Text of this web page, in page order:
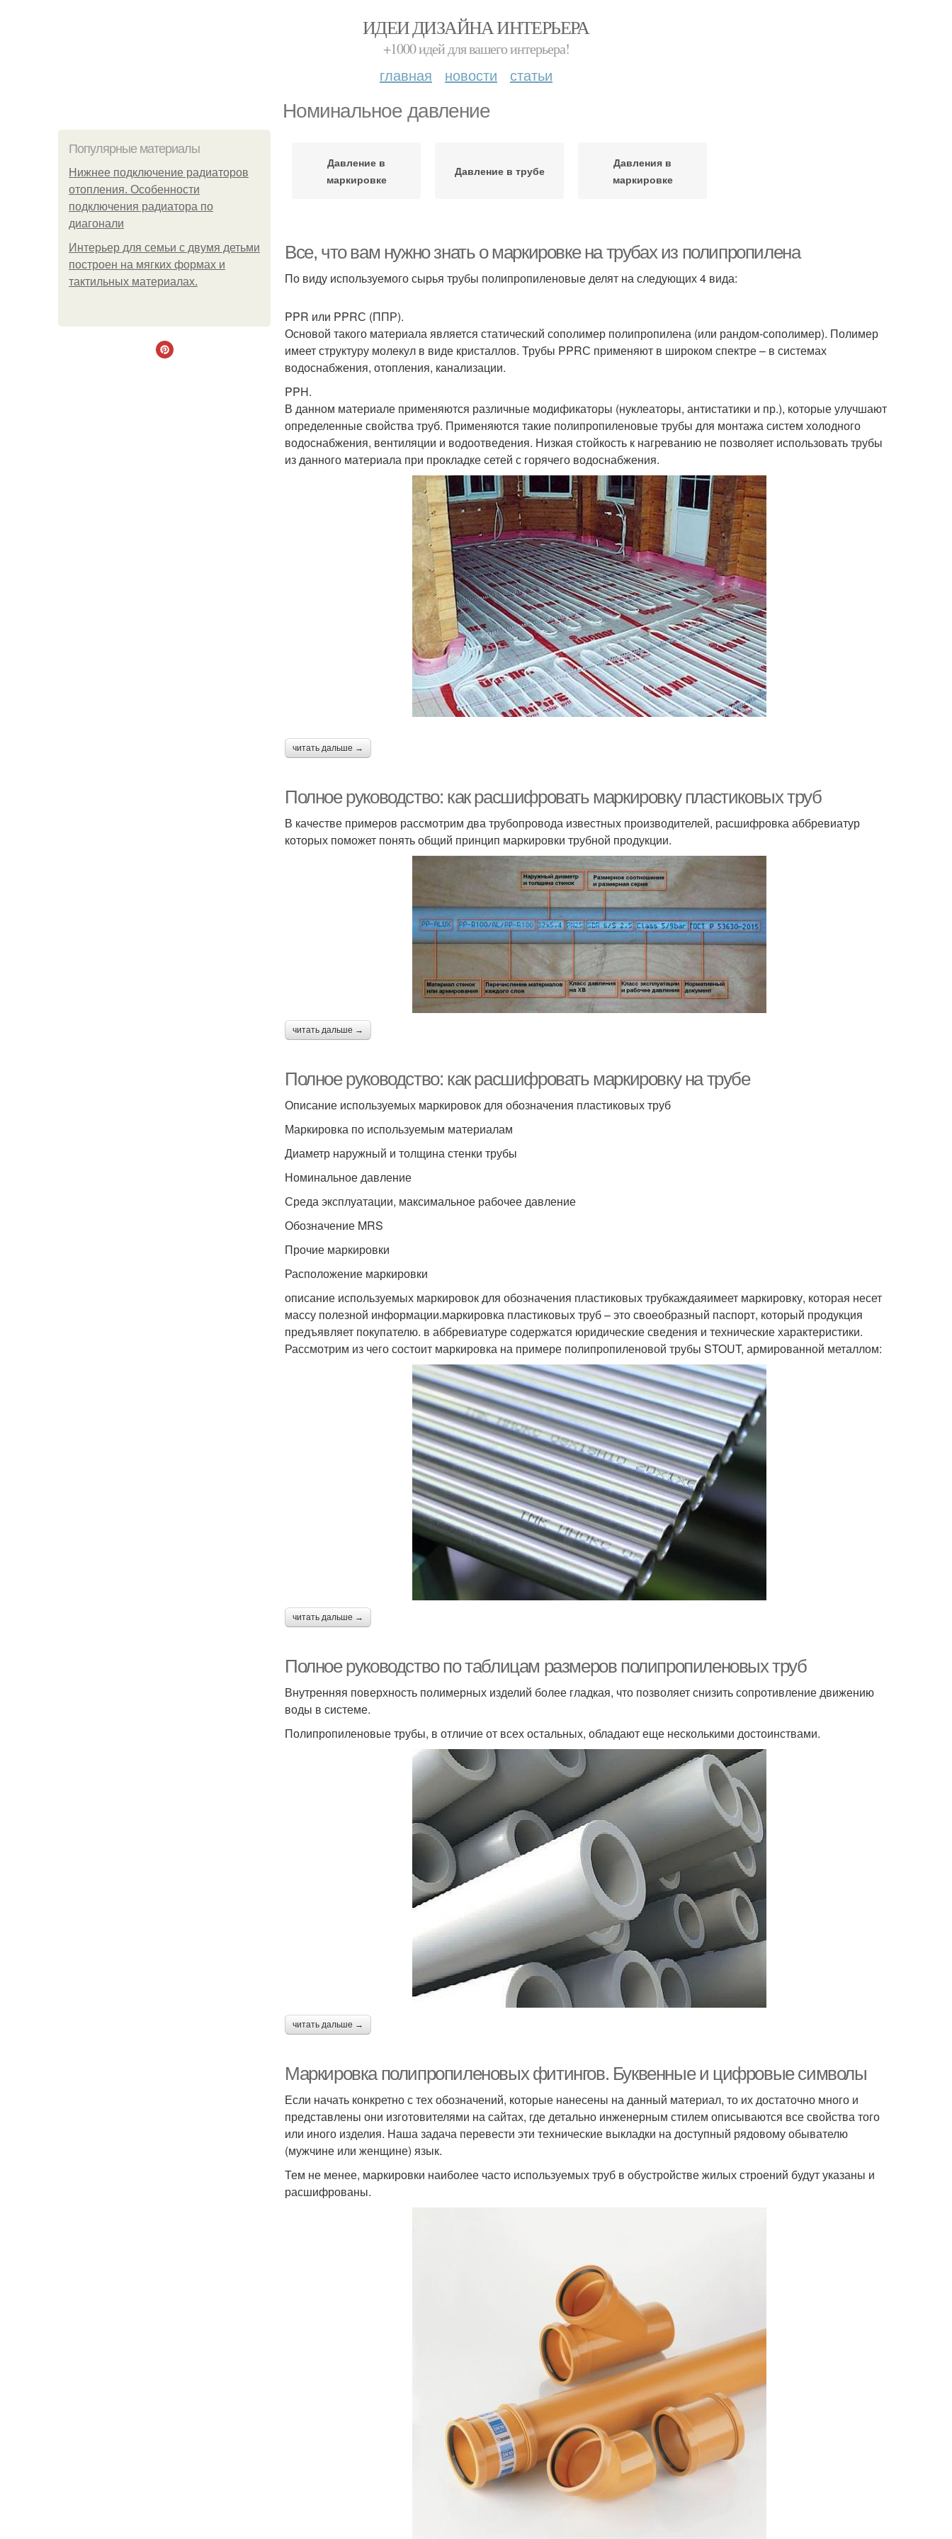
ИДЕИ ДИЗАЙНА ИНТЕРЬЕРА
+1000 идей для вашего интерьера!
главная новости статьи
Номинальное давление
Популярные материалы
Нижнее подключение радиаторов
отопления. Особенности
подключения радиатора по
диагонали
Интерьер для семьи с двумя детьми
построен на мягких формах и
тактильных материалах.
Давление в
маркировке
Давление в трубе
Давления в
маркировке
Все, что вам нужно знать о маркировке на трубах из полипропилена
По виду используемого сырья трубы полипропиленовые делят на следующих 4 вида:
PPR или PPRС (ППР).
Основой такого материала является статический сополимер полипропилена (или рандом-сополимер). Полимер
имеет структуру молекул в виде кристаллов. Трубы PPRС применяют в широком спектре – в системах
водоснабжения, отопления, канализации.
PPH.
В данном материале применяются различные модификаторы (нуклеаторы, антистатики и пр.), которые улучшают
определенные свойства труб. Применяются такие полипропиленовые трубы для монтажа систем холодного
водоснабжения, вентиляции и водоотведения. Низкая стойкость к нагреванию не позволяет использовать трубы
из данного материала при прокладке сетей с горячего водоснабжения.
читать дальше →
Полное руководство: как расшифровать маркировку пластиковых труб
В качестве примеров рассмотрим два трубопровода известных производителей, расшифровка аббревиатур
которых поможет понять общий принцип маркировки трубной продукции.
читать дальше →
Полное руководство: как расшифровать маркировку на трубе
Описание используемых маркировок для обозначения пластиковых труб
Маркировка по используемым материалам
Диаметр наружный и толщина стенки трубы
Номинальное давление
Среда эксплуатации, максимальное рабочее давление
Обозначение MRS
Прочие маркировки
Расположение маркировки
описание используемых маркировок для обозначения пластиковых трубкаждаяимеет маркировку, которая несет
массу полезной информации.маркировка пластиковых труб – это своеобразный паспорт, который продукция
предъявляет покупателю. в аббревиатуре содержатся юридические сведения и технические характеристики.
Рассмотрим из чего состоит маркировка на примере полипропиленовой трубы STOUT, армированной металлом:
читать дальше →
Полное руководство по таблицам размеров полипропиленовых труб
Внутренняя поверхность полимерных изделий более гладкая, что позволяет снизить сопротивление движению
воды в системе.
Полипропиленовые трубы, в отличие от всех остальных, обладают еще несколькими достоинствами.
читать дальше →
Маркировка полипропиленовых фитингов. Буквенные и цифровые символы
Если начать конкретно с тех обозначений, которые нанесены на данный материал, то их достаточно много и
представлены они изготовителями на сайтах, где детально инженерным стилем описываются все свойства того
или иного изделия. Наша задача перевести эти технические выкладки на доступный рядовому обывателю
(мужчине или женщине) язык.
Тем не менее, маркировки наиболее часто используемых труб в обустройстве жилых строений будут указаны и
расшифрованы.